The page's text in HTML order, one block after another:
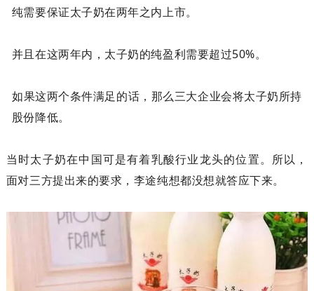
纯需要保证太子奶在两年之内上市。
并且在这两年内，太子奶的纯盈利需要超过50%。
如果这两个条件满足的话，那么三大企业会将太子奶所持
股份降低。
当时太子奶在中国可是有着乳酸行业龙头的位置。所以，
面对三方提出来的要求，李途纯想都没想就答应下来。